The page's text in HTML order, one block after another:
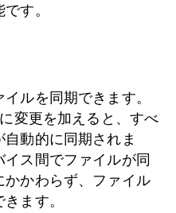
す。
ルを同期できます。
変更を加えると、すべ
動的に同期されま
ス間でファイルが同
かかわらず、ファイル
ます。